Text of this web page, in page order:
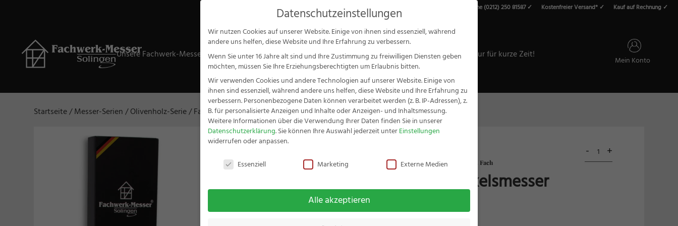
Service-Hotline (0212) 250 81587 ✓ Kostenfreier Versand* ✓ Kauf auf Rechnung ✓
Unsere Fachwerk-Messer Geschenkideen & Sets Messer-Serien Zubehör Service SALE – Nur für kurze Zeit!
Mein Konto
search
Startseite/Messer-Serien /Olivenholz-Serie/ Fachwerk Buckelsmesser Olivenholz
Fachwerk Buckelsmesser
Fachwerk
Buckelsmesser
Datenschutzeinstellungen
Wir nutzen Cookies auf unserer Website. Einige von ihnen sind essenziell, während
andere uns helfen, diese Website und Ihre Erfahrung zu verbessern.
Wenn Sie unter 16 Jahre alt sind und Ihre Zustimmung zu freiwilligen Diensten geben
möchten, müssen Sie Ihre Erziehungsberechtigten um Erlaubnis bitten.
Wir verwenden Cookies und andere Technologien auf unserer Website. Einige von
ihnen sind essenziell, während andere uns helfen, diese Website und Ihre Erfahrung zu
verbessern. Personenbezogene Daten können verarbeitet werden (z. B. IP-Adressen), z.
B. für personalisierte Anzeigen und Inhalte oder Anzeigen- und Inhaltsmessung.
Weitere Informationen über die Verwendung Ihrer Daten finden Sie in unserer
Datenschutzerklärung. Sie können Ihre Auswahl jederzeit unter Einstellungen
widerrufen oder anpassen.
Datenschutzeinstellungen
Essenziell Marketing Externe Medien
Alle akzeptieren